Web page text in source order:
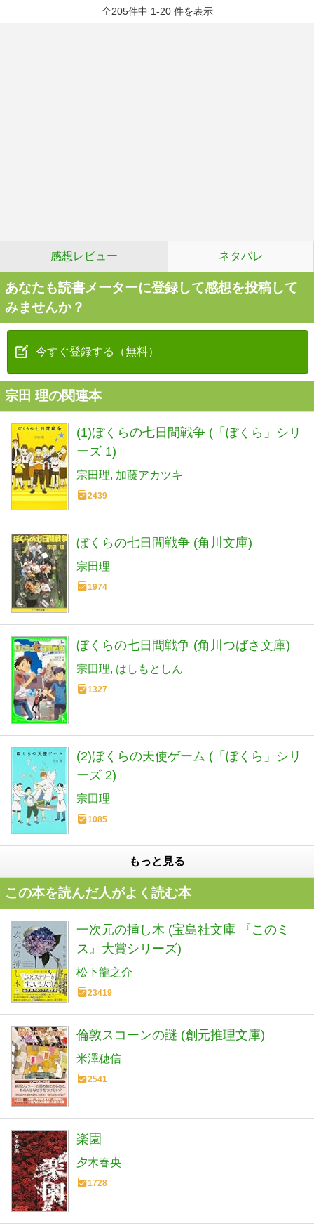
全205件中 1-20 件を表示
感想レビュー ネタバレ
あなたも読書メーターに登録して感想を投稿して
みませんか？
今すぐ登録する（無料）
宗田 理の関連本
(1)ぼくらの七日間戦争 (「ぼくら」シリ
ーズ 1)
宗田理 加藤アカツキ
2439
ぼくらの七日間戦争 (角川文庫)
宗田理
1974
ぼくらの七日間戦争 (角川つばさ文庫)
宗田理 はしもとしん
1327
(2)ぼくらの天使ゲーム (「ぼくら」シリ
ーズ 2)
宗田理
1085
もっと見る
この本を読んだ人がよく読む本
一次元の挿し木 (宝島社文庫 『このミ
ス』大賞シリーズ)
松下龍之介
23419
倫敦スコーンの謎 (創元推理文庫)
米澤穂信
2541
楽園
夕木春央
1728